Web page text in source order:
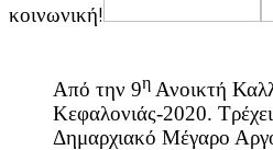
κοινωνική!
Από την 9η Ανοικτή
Κεφαλονιάς-2020.
Δημαρχιακό Μέγαρο